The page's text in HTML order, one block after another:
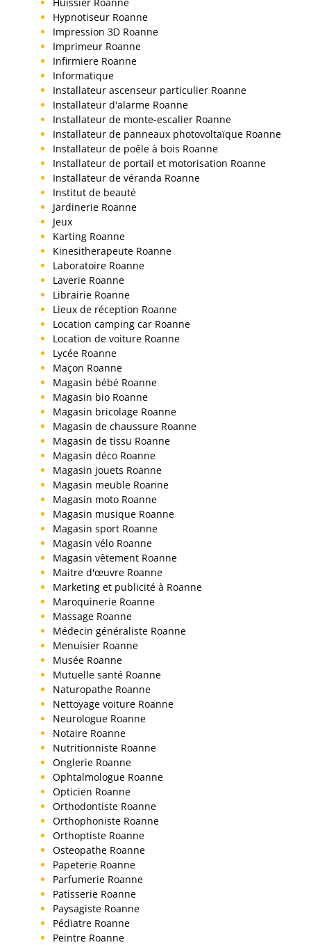
Hypnotiseur Roanne
Impression 3D Roanne
Imprimeur Roanne
Infirmiere Roanne
Informatique
Installateur ascenseur particulier Roanne
Installateur d'alarme Roanne
Installateur de monte-escalier Roanne
Installateur de panneaux photovoltaïque Roanne
Installateur de poêle à bois Roanne
Installateur de portail et motorisation Roanne
Installateur de véranda Roanne
Institut de beauté
Jardinerie Roanne
Jeux
Karting Roanne
Kinesitherapeute Roanne
Laboratoire Roanne
Laverie Roanne
Librairie Roanne
Lieux de réception Roanne
Location camping car Roanne
Location de voiture Roanne
Lycée Roanne
Maçon Roanne
Magasin bébé Roanne
Magasin bio Roanne
Magasin bricolage Roanne
Magasin de chaussure Roanne
Magasin de tissu Roanne
Magasin déco Roanne
Magasin jouets Roanne
Magasin meuble Roanne
Magasin moto Roanne
Magasin musique Roanne
Magasin sport Roanne
Magasin vélo Roanne
Magasin vêtement Roanne
Maitre d'œuvre Roanne
Marketing et publicité à Roanne
Maroquinerie Roanne
Massage Roanne
Médecin généraliste Roanne
Menuisier Roanne
Musée Roanne
Mutuelle santé Roanne
Naturopathe Roanne
Nettoyage voiture Roanne
Neurologue Roanne
Notaire Roanne
Nutritionniste Roanne
Onglerie Roanne
Ophtalmologue Roanne
Opticien Roanne
Orthodontiste Roanne
Orthophoniste Roanne
Orthoptiste Roanne
Osteopathe Roanne
Papeterie Roanne
Parfumerie Roanne
Patisserie Roanne
Paysagiste Roanne
Pédiatre Roanne
Peintre Roanne